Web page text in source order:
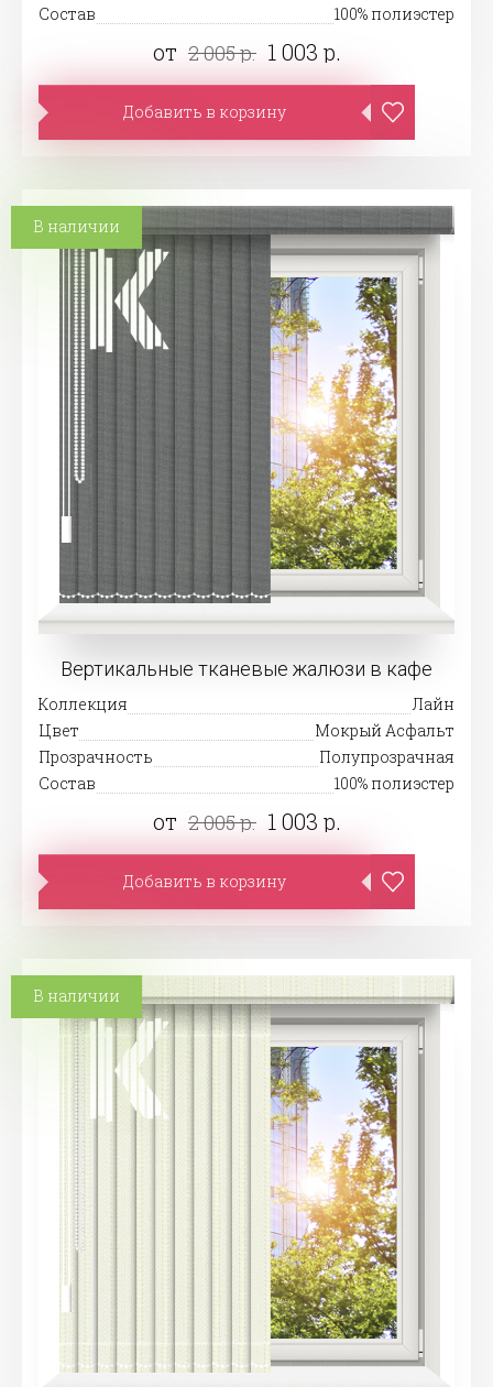
Состав
100% полиэстер
от 2 005 р. 1 003 р.
Добавить в корзину
Вертикальные тканевые жалюзи в кафе
Коллекция
Лайн
Цвет
Мокрый Асфальт
Прозрачность
Полупрозрачная
Состав
100% полиэстер
от 2 005 р. 1 003 р.
В наличии
Добавить в корзину
В наличии